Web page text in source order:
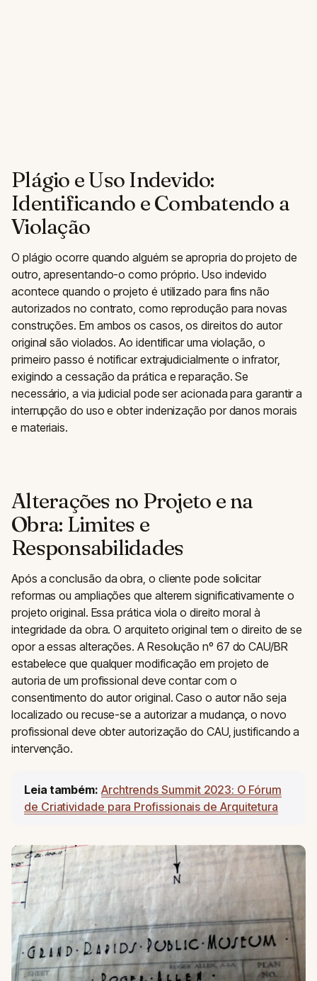
Plágio e Uso Indevido:
Identificando e Combatendo a
Violação
O plágio ocorre quando alguém se apropria do projeto de
outro, apresentando-o como próprio. Uso indevido
acontece quando o projeto é utilizado para fins não
autorizados no contrato, como reprodução para novas
construções. Em ambos os casos, os direitos do autor
original são violados. Ao identificar uma violação, o
primeiro passo é notificar extrajudicialmente o infrator,
exigindo a cessação da prática e reparação. Se
necessário, a via judicial pode ser acionada para garantir a
interrupção do uso e obter indenização por danos morais
e materiais.
Alterações no Projeto e na
Obra: Limites e
Responsabilidades
Após a conclusão da obra, o cliente pode solicitar
reformas ou ampliações que alterem significativamente o
projeto original. Essa prática viola o direito moral à
integridade da obra. O arquiteto original tem o direito de se
opor a essas alterações. A Resolução nº 67 do CAU/BR
estabelece que qualquer modificação em projeto de
autoria de um profissional deve contar com o
consentimento do autor original. Caso o autor não seja
localizado ou recuse-se a autorizar a mudança, o novo
profissional deve obter autorização do CAU, justificando a
intervenção.
Leia também: Archtrends Summit 2023: O Fórum
de Criatividade para Profissionais de Arquitetura